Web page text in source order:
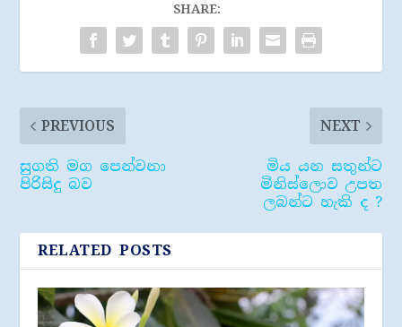
SHARE:
PREVIOUS
සුගති මග පෙන්වනා
පිරිසිදු බ​ව
NEXT
මිය යන සතුන්ට
මිනිස්ලොව උපත
ලබන්ට හැකි ද ?
RELATED POSTS